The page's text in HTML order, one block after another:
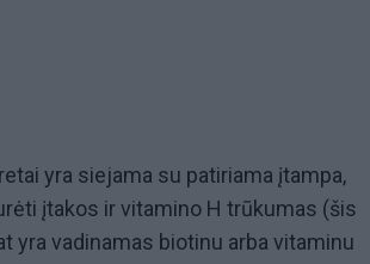
yra siejama su patiriama įtampa,
įtakos ir vitamino H trūkumas (šis
yra vadinamas biotinu arba vitaminu